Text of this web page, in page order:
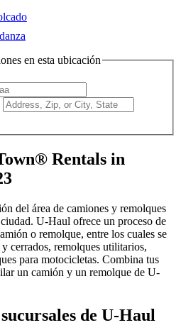
en esta ubicación
Rentals in
del área de camiones y remolques
U-Haul ofrece un proceso de
o remolque, entre los cuales se
cerrados, remolques utilitarios,
para motocicletas. Combina tus
un camión y un remolque de U-
de U-Haul